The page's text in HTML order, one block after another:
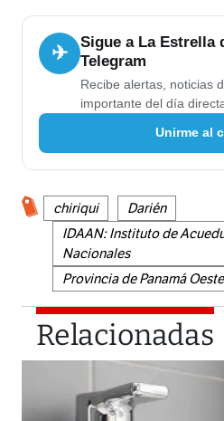
✈
Sigue a La Estrella
Telegram
Recibe alertas, noticias
importante del día
Unirme al
chiriqui
Darién
IDAAN: Instituto de
Nacionales
Provincia de Panamá Oeste
Relacionadas